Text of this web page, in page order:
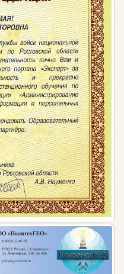
требований при
планировке
строительном
капитальном
в эксплуатацию,
зданий,
и иных объектов
влечет:
руководителейи ИП